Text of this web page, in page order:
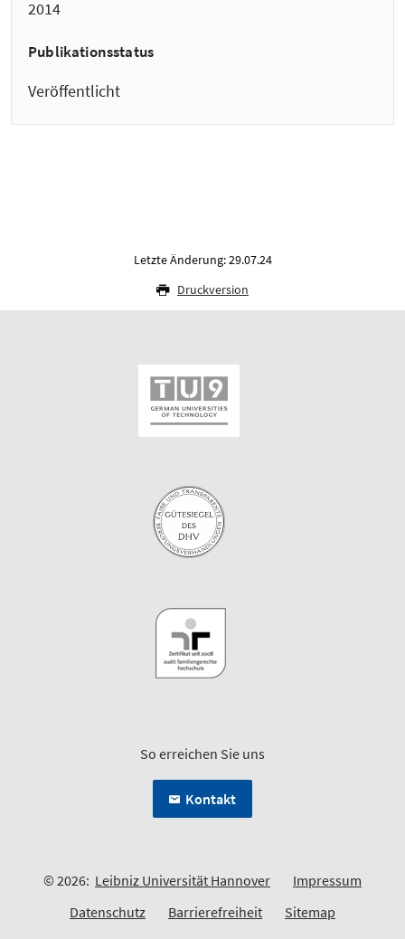
2014
Publikationsstatus
Veröffentlicht
Letzte Änderung: 29.07.24
Druckversion
So erreichen Sie uns
Kontakt
© 2026: Leibniz Universität Hannover
Impressum
Datenschutz
Barrierefreiheit Sitemap